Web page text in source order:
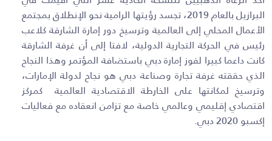
البرازيل بالعام 2019، تجسد رؤيتها الرامية نحو الإنطلاق بمجتمع
الأعمال المحلي إلى العالمية وترسيخ دور إمارة الشارقة كلاعب
رئيس في الحركة التجارية الدولية، لافتا إلى أن غرفة الشارقة
كانت داعما كبيرا لفوز إمارة دبي باستضافة المؤتمر وهذا النجاح
الذي حققته غرفة تجارة وصناعة دبي هو نجاح لدولة الإمارات،
وترسيخ لمكانتها على الخارطة الاقتصادية العالمية كمركز
اقتصادي إقليمي وعالمي خاصة مع تزامن انعقاده مع فعاليات
إكسبو 2020 دبي.